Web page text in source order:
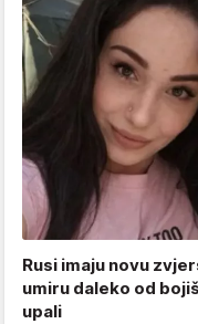
Rusi imaju novu
umiru daleko od
upali